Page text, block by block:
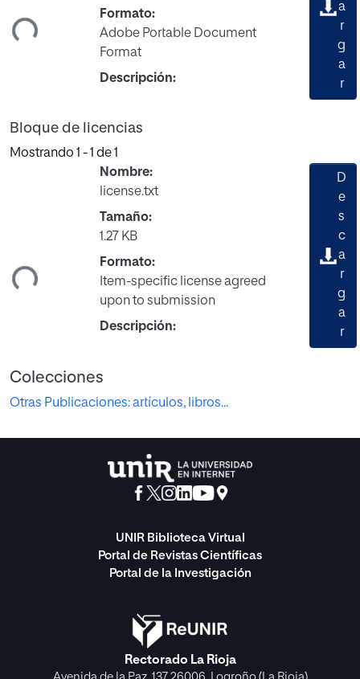
Formato:
Adobe Portable Document
Format
Descripción:
a
r
g
a
r
Bloque de licencias
Mostrando 1 - 1 de 1
Nombre:
license.txt
Tamaño:
1.27 KB
Formato:
Item-specific license agreed
upon to submission
Descripción:
D
e
s
c
a
r
g
a
r
Colecciones
Otras Publicaciones: artículos, libros...
UNIR Biblioteca Virtual
Portal de Revistas Científicas
Portal de la Investigación
Rectorado La Rioja